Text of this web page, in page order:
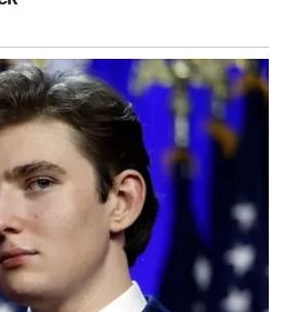
ne postoji
svaku cijenu.
mira i prešućivanja problema.